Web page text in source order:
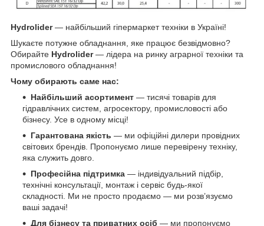
Hydrolider— найбільший гіпермаркет техніки в Україні!
Шукаєте потужне обладнання, яке працює безвідмовно?
Обирайте Hydrolider— лідера на ринку аграрної техніки та
промислового обладнання!
Чому обирають саме нас:
Найбільший асортимент — тисячі товарів для
гідравлічних систем, агросектору, промисловості або
бізнесу. Усе в одному місці!
Гарантована якість — ми офіційні дилери провідних
світових брендів. Пропонуємо лише перевірену техніку,
яка служить довго.
Професійна підтримка — індивідуальний підбір,
технічні консультації, монтаж і сервіс будь-якої
складності. Ми не просто продаємо — ми розв’язуємо
ваші задачі!
Для бізнесу та приватних осіб — ми пропонуємо